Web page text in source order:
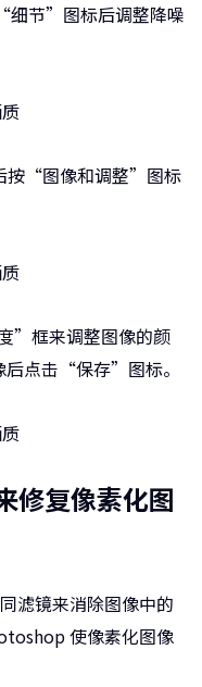
细节”图标后调整降噪
按“图像和调整”图标
”框来调整图像的颜
点击“保存”图标。
修复像素化图
滤镜来消除图像中的
使像素化图像